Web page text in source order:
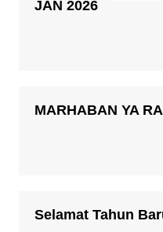
JAN 2026
MARHABAN YA
Selamat Tahun